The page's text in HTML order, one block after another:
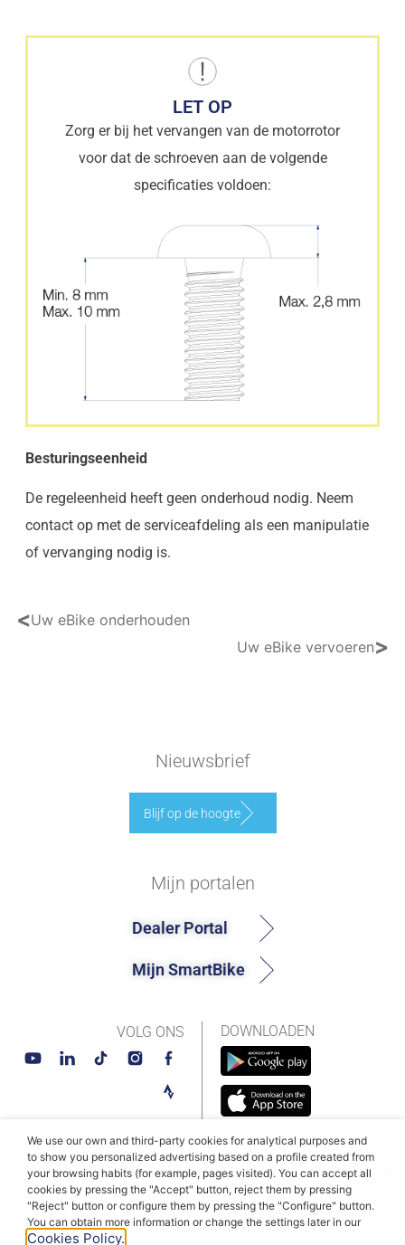
LET OP
Zorg er bij het vervangen van de motorrotor
voor dat de schroeven aan de volgende
specificaties voldoen:
Besturingseenheid
De regeleenheid heeft geen onderhoud nodig. Neem
contact op met de serviceafdeling als een manipulatie
of vervanging nodig is.
<Uw eBike onderhouden
Uw eBike vervoeren>
Nieuwsbrief
Blijf op de hoogte
DOWNLOADEN
Mijn portalen
Dealer Portal
Mijn SmartBike
VOLG ONS
© MAHLE SmartBike-systemen 2026Algemene voorwaarden
PrivacybeleidCookiebeleid
We use our own and third-party cookies for analytical purposes and
to show you personalized advertising based on a profile created from
your browsing habits (for example, pages visited). You can accept all
cookies by pressing the "Accept" button, reject them by pressing
"Reject" button or configure them by pressing the "Configure" button.
You can obtain more information or change the settings later in our
Cookies Policy.